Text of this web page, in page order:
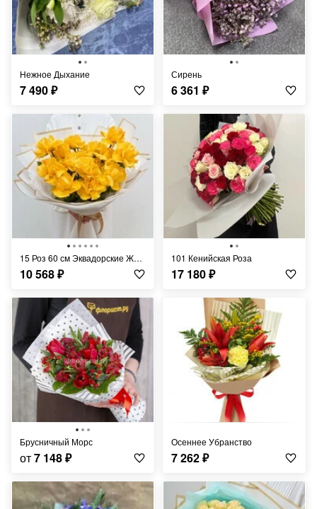
Нежное Дыхание
7 490₽
Сирень
6 361 ₽
15 Роз 60 см Эквадорские Жёлтые
10 568₽
101 Кенийская Роза
17 180₽
Брусничный Морс
от7 148₽
Осеннее Убранство
7 262₽